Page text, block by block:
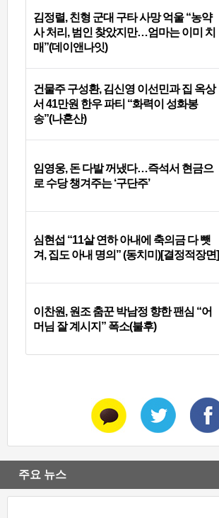
김정렬, 친형 군대 구타 사망 억울 “농약
사 처리, 범인 찾았지만…엄마는 이미 치
매”(데이앤나잇)
건물주 구성환, 김신영 이선민과 집 옥상
서 41만원 한우 파티 “화력이 성화봉
송”(나혼산)
임영웅, 돈 다발 꺼냈다…즉석서 현금으
로 수당 챙겨주는 ‘구단주’
심현섭 “11살 연하 아내에 축의금 다 뺏
겨, 집도 아내 명의” (동치미)[결정적장면]
이찬원, 원조 춤꾼 박남정 향한 팬심 “어
머님 잘 계시지” 폭소(불후)
주요 뉴스